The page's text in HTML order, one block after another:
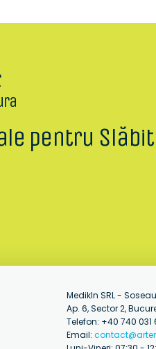
pentru Slăbit
MedikIn SRL -
Ap. 6, Sector 2,
Telefon: +40 740 031
Email: